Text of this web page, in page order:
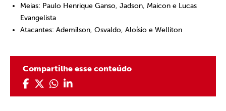
Meias: Paulo Henrique Ganso, Jadson, Maicon e Lucas
Evangelista
Atacantes: Ademilson, Osvaldo, Aloísio e Welliton
Compartilhe esse conteúdo